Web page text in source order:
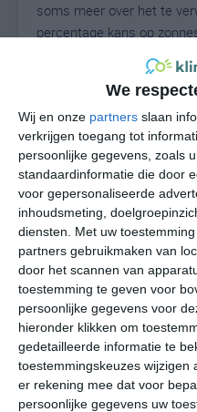
We
Wij en onze partners slaan
verkrijgen toegang tot
persoonlijke gegevens, zoals
standaardinformatie die door
voor gepersonaliseerde
inhoudsmeting,
diensten.
Met uw
partners gebruikmaken van
door het scannen van
toestemming te geven voor
persoonlijke gegevens voor
hieronder klikken om
gedetailleerde informatie te
toestemmingskeuzes wijzigen
er rekening mee dat voor
persoonlijke gegevens uw
soms meer over het te
percentage kans op
uitgebreide
21°C
ma
27°
di
16°C 23°C